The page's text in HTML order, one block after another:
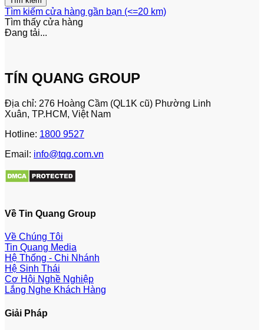
Tìm kiếm cửa hàng gần bạn (<=20 km)
Tìm thấy cửa hàng
Đang tải...
TÍN QUANG GROUP
Địa chỉ: 276 Hoàng Cầm (QL1K cũ) Phường Linh
Xuân, TP.HCM, Việt Nam
Hotline: 1800 9527
Email: info@tqg.com.vn
Về Tin Quang Group
Về Chúng Tôi
Tin Quang Media
Hệ Thống - Chi Nhánh
Hệ Sinh Thái
Cơ Hội Nghề Nghiệp
Lắng Nghe Khách Hàng
Giải Pháp